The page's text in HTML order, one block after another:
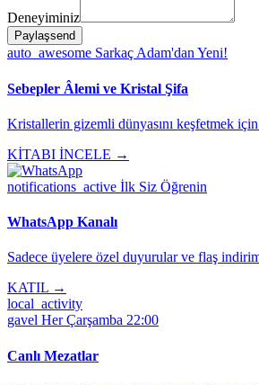
Deneyiminiz
Paylaşsend
auto_awesome Sarkaç Adam'dan Yeni!
Sebepler Âlemi ve Kristal Şifa
Kristallerin gizemli dünyasını keşfetmek
KİTABI İNCELE →
notifications_active İlk Siz Öğrenin
WhatsApp Kanalı
Sadece üyelere özel duyurular ve flaş
KATIL →
local_activity
gavel Her Çarşamba 22:00
Canlı Mezatlar